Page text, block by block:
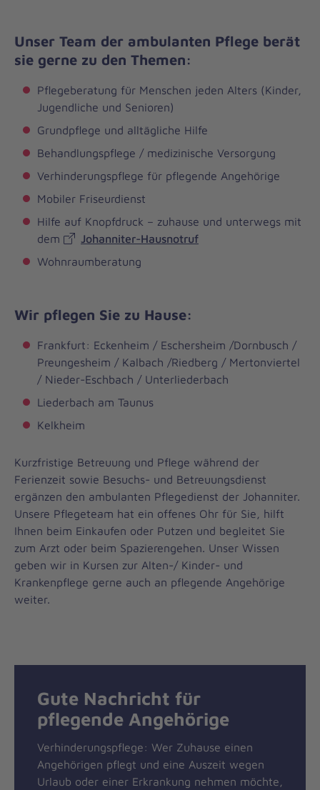
Unser Team der ambulanten Pflege berät
sie gerne zu den Themen:
Pflegeberatung für Menschen jeden Alters (Kinder,
Jugendliche und Senioren)
Grundpflege und alltägliche Hilfe
Behandlungspflege / medizinische Versorgung
Verhinderungspflege für pflegende Angehörige
Mobiler Friseurdienst
Hilfe auf Knopfdruck – zuhause und unterwegs mit
dem
Johanniter-Hausnotruf
Wohnraumberatung
Wir pflegen Sie zu Hause:
Frankfurt: Eckenheim / Eschersheim /Dornbusch /
Preungesheim / Kalbach /Riedberg / Mertonviertel
/ Nieder-Eschbach / Unterliederbach
Liederbach am Taunus
Kelkheim
Kurzfristige Betreuung und Pflege während der
Ferienzeit sowie Besuchs- und Betreuungsdienst
ergänzen den ambulanten Pflegedienst der Johanniter.
Unsere Pflegeteam hat ein offenes Ohr für Sie, hilft
Ihnen beim Einkaufen oder Putzen und begleitet Sie
zum Arzt oder beim Spazierengehen. Unser Wissen
geben wir in Kursen zur Alten-/ Kinder- und
Krankenpflege gerne auch an pflegende Angehörige
weiter.
Gute Nachricht für
pflegende Angehörige
Verhinderungspflege: Wer Zuhause einen
Angehörigen pflegt und eine Auszeit wegen
Urlaub oder einer Erkrankung nehmen möchte,